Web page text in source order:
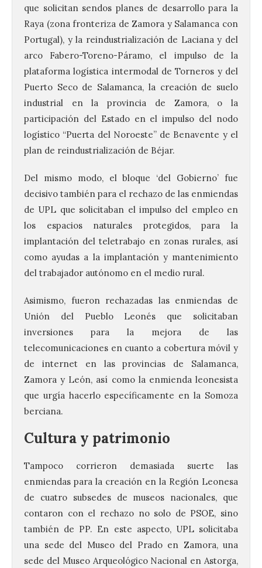
que solicitan sendos planes de desarrollo para la
Raya (zona fronteriza de Zamora y Salamanca con
Portugal), y la reindustrialización de Laciana y del
arco Fabero-Toreno-Páramo, el impulso de la
plataforma logística intermodal de Torneros y del
Puerto Seco de Salamanca, la creación de suelo
industrial en la provincia de Zamora, o la
participación del Estado en el impulso del nodo
logístico “Puerta del Noroeste” de Benavente y el
plan de reindustrialización de Béjar.
Del mismo modo, el bloque ‘del Gobierno’ fue
decisivo también para el rechazo de las enmiendas
de UPL que solicitaban el impulso del empleo en
los espacios naturales protegidos, para la
implantación del teletrabajo en zonas rurales, así
como ayudas a la implantación y mantenimiento
del trabajador autónomo en el medio rural.
Asimismo, fueron rechazadas las enmiendas de
Unión del Pueblo Leonés que solicitaban
inversiones para la mejora de las
telecomunicaciones en cuanto a cobertura móvil y
de internet en las provincias de Salamanca,
Zamora y León, así como la enmienda leonesista
que urgía hacerlo específicamente en la Somoza
berciana.
Cultura y patrimonio
Tampoco corrieron demasiada suerte las
enmiendas para la creación en la Región Leonesa
de cuatro subsedes de museos nacionales, que
contaron con el rechazo no solo de PSOE, sino
también de PP. En este aspecto, UPL solicitaba
una sede del Museo del Prado en Zamora, una
sede del Museo Arqueológico Nacional en Astorga,